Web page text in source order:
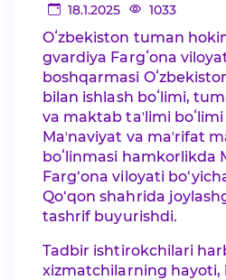
18.1.2025 1033
Oʻzbekiston tuman
gvardiya Fargʻona
boshqarmasi
bilan ishlash boʻlimi,
va maktab taʼlimi
Maʼnaviyat va maʼrifat
boʻlinmasi hamkorlikda
Farg‘ona viloyati
Qo‘qon shahrida
tashrif buyurishdi.
Tadbir ishtirokchilari
xizmatchilarning hayoti,